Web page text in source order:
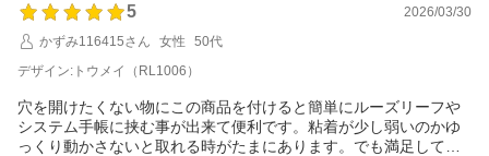
5
2026/03/30
かずみ116415さん
女性
50代
デザイン:トウメイ（RL1006）
穴を開けたくない物にこの商品を付けると簡単にルーズリーフや
システム手帳に挟む事が出来て便利です。粘着が少し弱いのかゆ
っくり動かさないと取れる時がたまにあります。でも満足してい